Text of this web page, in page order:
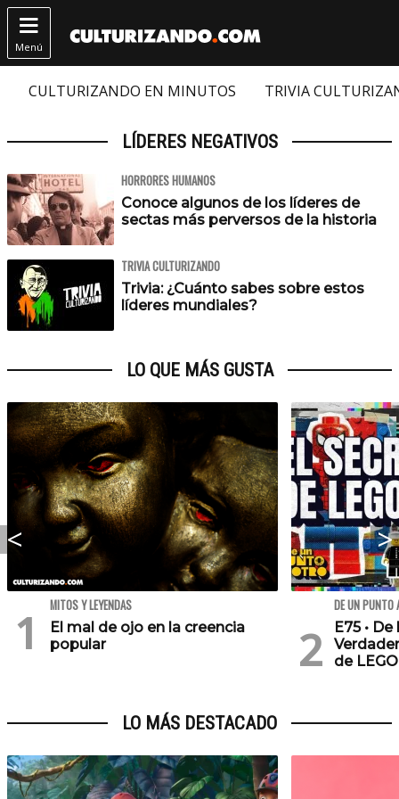

Menú
CULTURIZANDO EN MINUTOS TRIVIA
LÍDERES NEGATIVOS
HORRORES HUMANOS
Conoce algunos de los líderes de
sectas más perversos de la historia
TRIVIA CULTURIZANDO
Trivia: ¿Cuánto sabes sobre estos
líderes mundiales?
LO QUE MÁS GUSTA
MITOS Y LEYENDAS
El mal de ojo en la creencia
popular
DE UN PUNTO
E75 •
de
LO MÁS DESTACADO